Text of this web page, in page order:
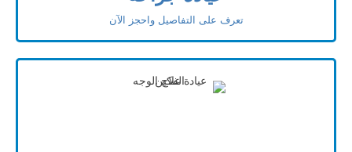
تعرف على التفاصيل واحجز الآن